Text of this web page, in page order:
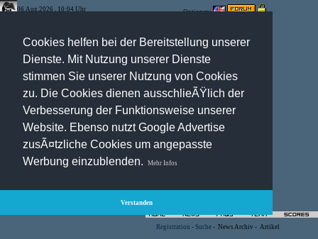
Cookies helfen bei der Bereitstellung unserer
Dienste. Mit Nutzung unserer Dienste
stimmen Sie unserer Nutzung von Cookies
zu. Die Cookies dienen ausschlieÃŸlich der
Verbesserung der Funktionsweise unserer
Website. Ebenso nutzt Google Advertise
zusÃ¤tzliche Cookies um angepasste
Werbung einzublenden.
Mehr Infos
Verstanden
06.Aug.2026 , 10:04 Uhr Optionen:
Registration - Suche - News Archiv - Artikel